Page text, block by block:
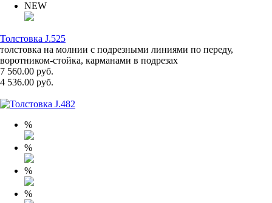
NEW
Толстовка J.525
толстовка на молнии с подрезными линиями по переду,
воротником-стойка, карманами в подрезах
7 560.00 руб.
4 536.00 руб.
%
%
%
%